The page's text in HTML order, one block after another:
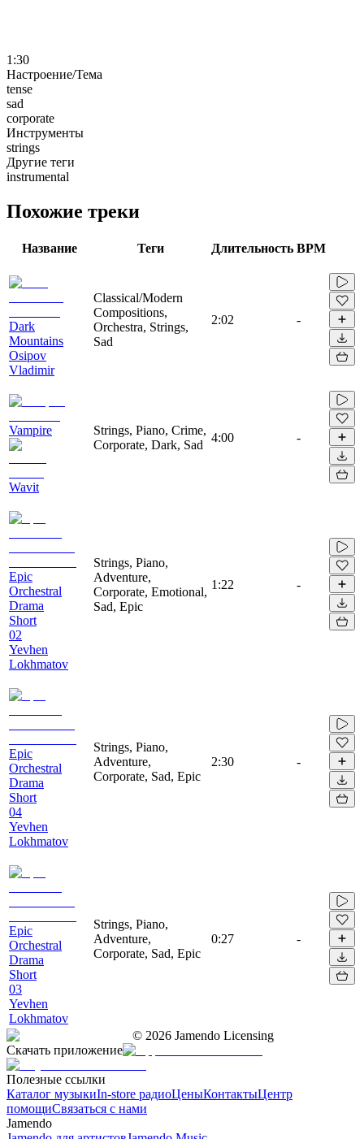
1:30
Настроение/Тема
tense
sad
corporate
Инструменты
strings
Другие теги
instrumental
Похожие треки
Название Теги Длительность BPM
Dark
Mountains
Osipov
Vladimir
Classical/Modern
Compositions,
Orchestra, Strings,
Sad
2:02 -
Vampire
Wavit
Strings, Piano, Crime,
Corporate, Dark, Sad
4:00 -
Epic
Orchestral
Drama
Short
02
Yevhen
Lokhmatov
Strings, Piano,
Adventure,
Corporate, Emotional,
Sad, Epic
1:22 -
Epic
Orchestral
Drama
Short
04
Yevhen
Lokhmatov
Strings, Piano,
Adventure,
Corporate, Sad, Epic
2:30 -
Epic
Orchestral
Drama
Short
03
Yevhen
Lokhmatov
Strings, Piano,
Adventure,
Corporate, Sad, Epic
0:27 -
© 2026 Jamendo Licensing
Скачать приложение
Полезные ссылки
Каталог музыкиIn-store радиоЦеныКонтактыЦентр
помощиСвязаться с нами
Jamendo